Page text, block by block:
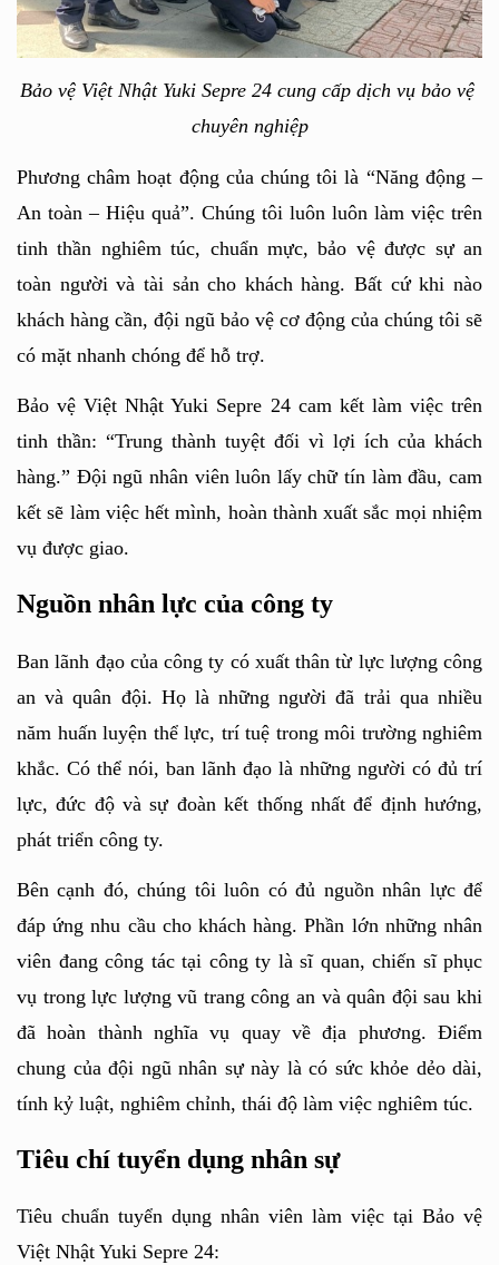
Bảo vệ Việt Nhật Yuki Sepre 24 cung cấp dịch vụ bảo vệ
chuyên nghiệp
Phương châm hoạt động của chúng tôi là “Năng động –
An toàn – Hiệu quả”. Chúng tôi luôn luôn làm việc trên
tinh thần nghiêm túc, chuẩn mực, bảo vệ được sự an
toàn người và tài sản cho khách hàng. Bất cứ khi nào
khách hàng cần, đội ngũ bảo vệ cơ động của chúng tôi sẽ
có mặt nhanh chóng để hỗ trợ.
Bảo vệ Việt Nhật Yuki Sepre 24 cam kết làm việc trên
tinh thần: “Trung thành tuyệt đối vì lợi ích của khách
hàng.” Đội ngũ nhân viên luôn lấy chữ tín làm đầu, cam
kết sẽ làm việc hết mình, hoàn thành xuất sắc mọi nhiệm
vụ được giao.
Nguồn nhân lực của công ty
Ban lãnh đạo của công ty có xuất thân từ lực lượng công
an và quân đội. Họ là những người đã trải qua nhiều
năm huấn luyện thể lực, trí tuệ trong môi trường nghiêm
khắc. Có thể nói, ban lãnh đạo là những người có đủ trí
lực, đức độ và sự đoàn kết thống nhất để định hướng,
phát triển công ty.
Bên cạnh đó, chúng tôi luôn có đủ nguồn nhân lực để
đáp ứng nhu cầu cho khách hàng. Phần lớn những nhân
viên đang công tác tại công ty là sĩ quan, chiến sĩ phục
vụ trong lực lượng vũ trang công an và quân đội sau khi
đã hoàn thành nghĩa vụ quay về địa phương. Điểm
chung của đội ngũ nhân sự này là có sức khỏe dẻo dài,
tính kỷ luật, nghiêm chỉnh, thái độ làm việc nghiêm túc.
Tiêu chí tuyển dụng nhân sự
Tiêu chuẩn tuyển dụng nhân viên làm việc tại Bảo vệ
Việt Nhật Yuki Sepre 24: